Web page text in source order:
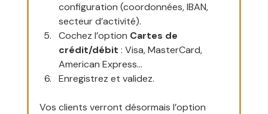
configuration (coordonnées, IBAN,
secteur d’activité).
Cochez l’option Cartes de
crédit/débit : Visa, MasterCard,
American Express…
Enregistrez et validez.
Vos clients verront désormais l’option